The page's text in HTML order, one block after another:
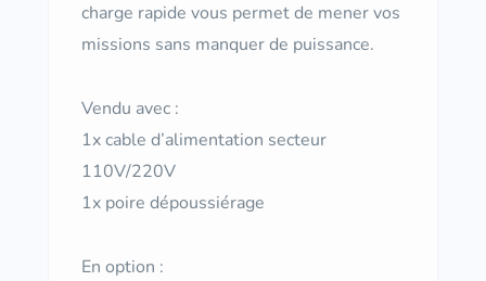
charge rapide vous permet de mener vos
missions sans manquer de puissance.
Vendu avec :
1x cable d’alimentation secteur
110V/220V
1x poire dépoussiérage
En option :